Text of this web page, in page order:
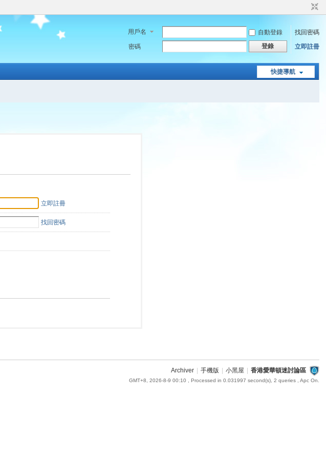
用戶名 自動登錄
找回密碼
密碼
登錄 立即註冊
快捷導航
立即註冊
找回密碼
Archiver 手機版 小黑屋 香港愛華頓迷討論區
GMT+8, 2026-8-9 00:10 , Processed in 0.031997 second(s), 2 queries , Apc On.